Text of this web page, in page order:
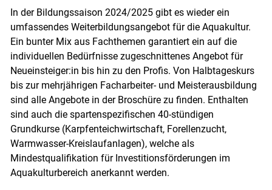
In der Bildungssaison 2024/2025 gibt es wieder ein
umfassendes Weiterbildungsangebot für die Aquakultur.
Ein bunter Mix aus Fachthemen garantiert ein auf die
individuellen Bedürfnisse zugeschnittenes Angebot für
Neueinsteiger:in bis hin zu den Profis. Von Halbtageskurs
bis zur mehrjährigen Facharbeiter- und Meisterausbildung
sind alle Angebote in der Broschüre zu finden. Enthalten
sind auch die spartenspezifischen 40-stündigen
Grundkurse (Karpfenteichwirtschaft, Forellenzucht,
Warmwasser-Kreislaufanlagen), welche als
Mindestqualifikation für Investitionsförderungen im
Aquakulturbereich anerkannt werden.